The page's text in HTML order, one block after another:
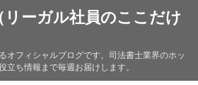
ーガル社員のここだけ
オフィシャルブログです。司法書士業界のホッ
立ち情報まで毎週お届けします。